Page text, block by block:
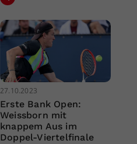
27.10.2023
Erste Bank Open:
Weissborn mit
knappem Aus im
Doppel-Viertelfinale